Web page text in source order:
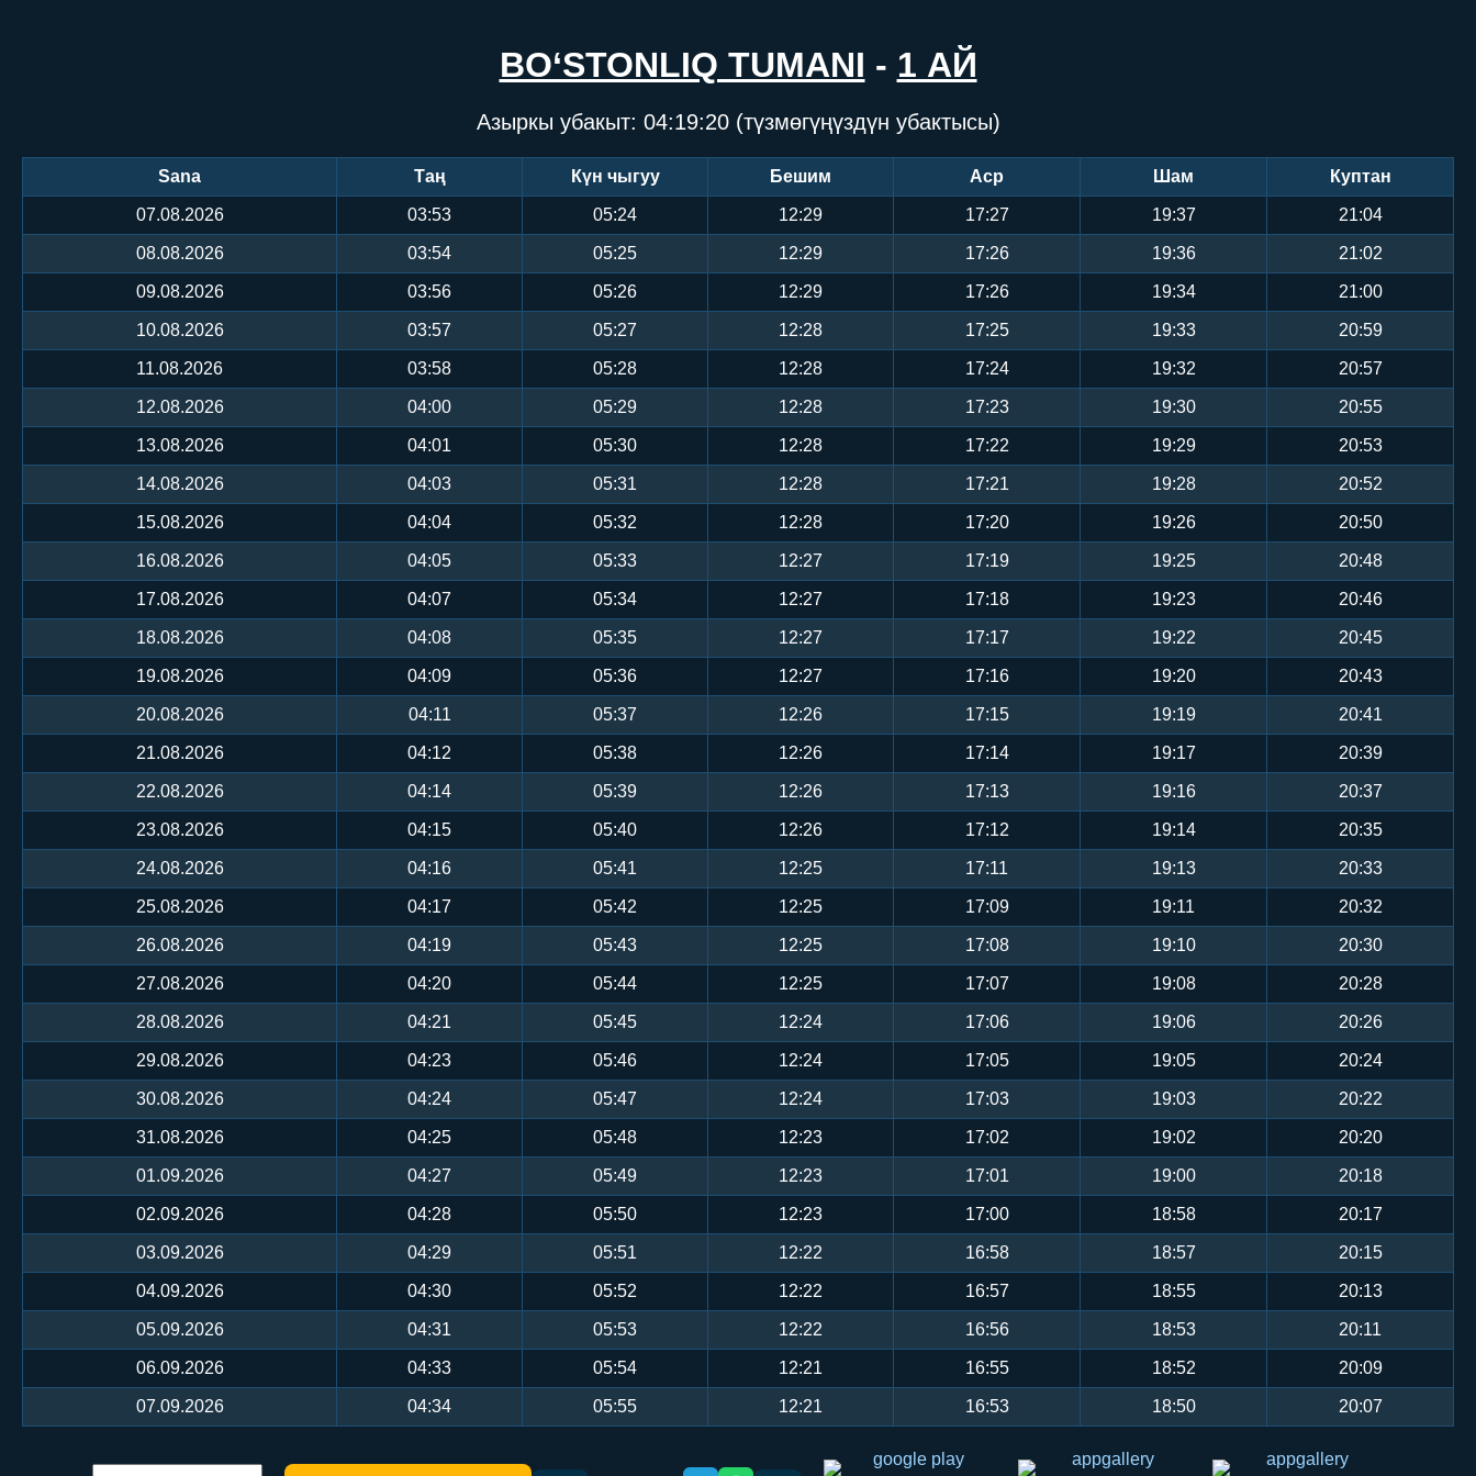
BO‘STONLIQ TUMANI - 1 АЙ
Азыркы убакыт: 04:19:20(түзмөгүңүздүн убактысы)
Sana Таң Күн чыгуу Бешим Аср Шам Куптан
07.08.2026 03:53 05:24 12:29 17:27 19:37 21:04
08.08.2026 03:54 05:25 12:29 17:26 19:36 21:02
09.08.2026 03:56 05:26 12:29 17:26 19:34 21:00
10.08.2026 03:57 05:27 12:28 17:25 19:33 20:59
11.08.2026 03:58 05:28 12:28 17:24 19:32 20:57
12.08.2026 04:00 05:29 12:28 17:23 19:30 20:55
13.08.2026 04:01 05:30 12:28 17:22 19:29 20:53
14.08.2026 04:03 05:31 12:28 17:21 19:28 20:52
15.08.2026 04:04 05:32 12:28 17:20 19:26 20:50
16.08.2026 04:05 05:33 12:27 17:19 19:25 20:48
17.08.2026 04:07 05:34 12:27 17:18 19:23 20:46
18.08.2026 04:08 05:35 12:27 17:17 19:22 20:45
19.08.2026 04:09 05:36 12:27 17:16 19:20 20:43
20.08.2026 04:11 05:37 12:26 17:15 19:19 20:41
21.08.2026 04:12 05:38 12:26 17:14 19:17 20:39
22.08.2026 04:14 05:39 12:26 17:13 19:16 20:37
23.08.2026 04:15 05:40 12:26 17:12 19:14 20:35
24.08.2026 04:16 05:41 12:25 17:11 19:13 20:33
25.08.2026 04:17 05:42 12:25 17:09 19:11 20:32
26.08.2026 04:19 05:43 12:25 17:08 19:10 20:30
27.08.2026 04:20 05:44 12:25 17:07 19:08 20:28
28.08.2026 04:21 05:45 12:24 17:06 19:06 20:26
29.08.2026 04:23 05:46 12:24 17:05 19:05 20:24
30.08.2026 04:24 05:47 12:24 17:03 19:03 20:22
31.08.2026 04:25 05:48 12:23 17:02 19:02 20:20
01.09.2026 04:27 05:49 12:23 17:01 19:00 20:18
02.09.2026 04:28 05:50 12:23 17:00 18:58 20:17
03.09.2026 04:29 05:51 12:22 16:58 18:57 20:15
04.09.2026 04:30 05:52 12:22 16:57 18:55 20:13
05.09.2026 04:31 05:53 12:22 16:56 18:53 20:11
06.09.2026 04:33 05:54 12:21 16:55 18:52 20:09
07.09.2026 04:34 05:55 12:21 16:53 18:50 20:07